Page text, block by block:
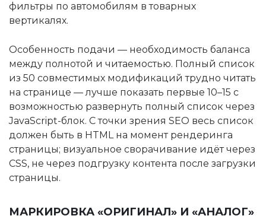
фильтры по автомобилям в товарных
вертикалях.
Особенность подачи — необходимость баланса
между полнотой и читаемостью. Полный список
из 50 совместимых модификаций трудно читать
на странице — лучше показать первые 10–15 с
возможностью развернуть полный список через
JavaScript-блок. С точки зрения SEO весь список
должен быть в HTML на момент рендеринга
страницы; визуальное сворачивание идёт через
CSS, не через подгрузку контента после загрузки
страницы.
МАРКИРОВКА «ОРИГИНАЛ» И «АНАЛОГ»